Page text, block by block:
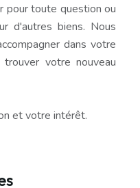
pour toute question ou
d'autres biens. Nous
dans votre
votre nouveau
et votre intérêt.